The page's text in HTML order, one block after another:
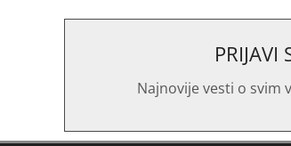
PRIJAVI
Najnovije vesti o svim